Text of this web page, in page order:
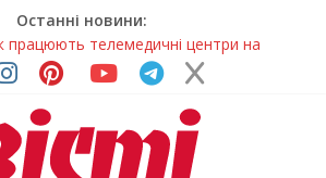
Останні новини:
працюють телемедичні центри на
підготовка до опалювального
Дніпропетровщині досліджують місце
монастиря (Фото)